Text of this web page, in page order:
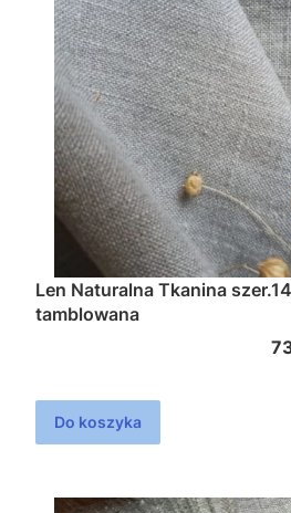
Len Naturalna Tkanina
tamblowana
Do koszyka